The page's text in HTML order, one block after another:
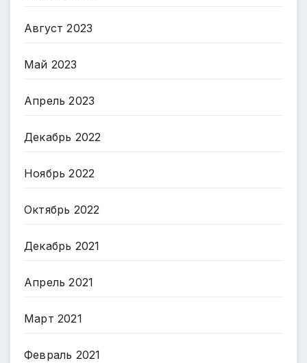
Август 2023
Май 2023
Апрель 2023
Декабрь 2022
Ноябрь 2022
Октябрь 2022
Декабрь 2021
Апрель 2021
Март 2021
Февраль 2021